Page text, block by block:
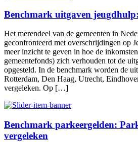
Benchmark uitgaven
Het merendeel van de gemeenten in
geconfronteerd met overschrijdingen op
meer inzicht te geven in hoe de
gemeentefonds) zich verhouden tot de
opgesteld. In de benchmark worden de
Rotterdam, Den Haag, Utrecht,
vergeleken. Op […]
Benchmark parkeergelden:
vergeleken